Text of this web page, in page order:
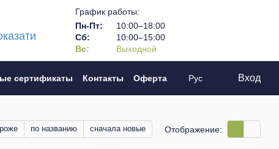
График работы:
Пн-Пт:
10:00–18:00
Сб:
10:00–15:00
Вс:
Выходной
сертификаты Контакты
Оферта
Рус Вход
по названию сначала новые Отображение: